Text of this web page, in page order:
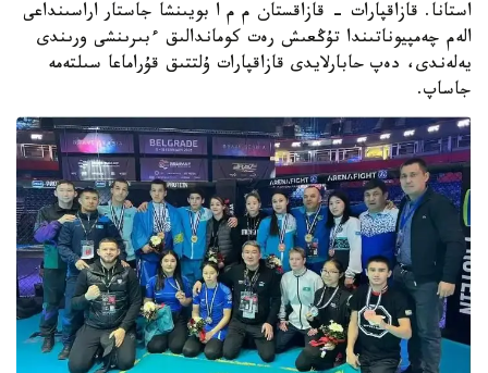
استانا. قازاقپارات - قازاقستان م م ا بويىنشا جاستار اراسىنداعى
الەم چەمپيوناتىندا تۇڭعىش رەت كوماندالىق ءبىرىنشى ورىندى
يەلەندى، دەپ حابارلايدى قازاقپارات ۇلتتىق قۇراماعا سىلتەمە
جاساپ.